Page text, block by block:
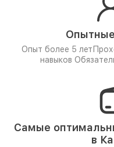
Опыт более 5 лет
навыков
Самые
в